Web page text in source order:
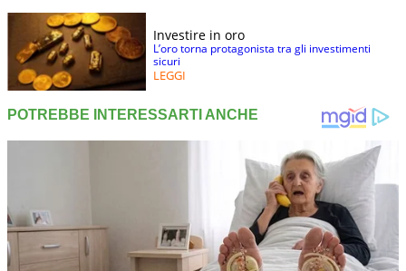
Investire in oro
L’oro torna protagonista tra gli investimenti
sicuri
LEGGI